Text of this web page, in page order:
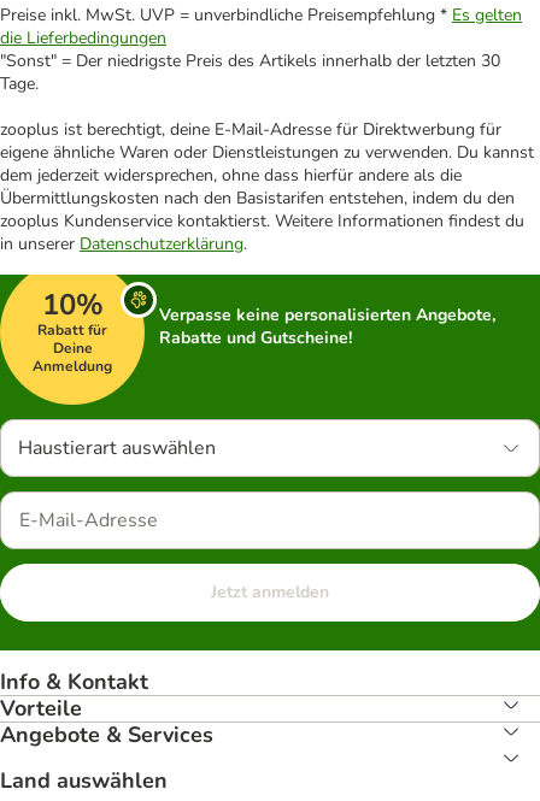
Preise inkl. MwSt. UVP = unverbindliche Preisempfehlung * Es gelten
die Lieferbedingungen
"Sonst" = Der niedrigste Preis des Artikels innerhalb der letzten 30
Tage.
zooplus ist berechtigt, deine E-Mail-Adresse für Direktwerbung für
eigene ähnliche Waren oder Dienstleistungen zu verwenden. Du kannst
dem jederzeit widersprechen, ohne dass hierfür andere als die
Übermittlungskosten nach den Basistarifen entstehen, indem du den
zooplus Kundenservice kontaktierst. Weitere Informationen findest du
in unserer Datenschutzerklärung.
10%
Rabatt für
Deine
Anmeldung
Verpasse keine personalisierten Angebote,
Rabatte und Gutscheine!
Haustierart auswählen
Jetzt anmelden
Info & Kontakt
Vorteile
Angebote & Services
Land auswählen